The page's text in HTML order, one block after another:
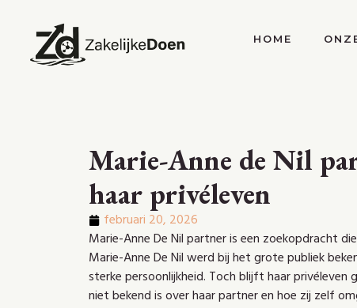
HOME
Marie-Anne de Nil
haar privéleven
februari 20, 2026
Marie-Anne De Nil partner is een zoekopdracht
Marie-Anne De Nil werd bij het grote publiek
sterke persoonlijkheid. Toch blijft haar
niet bekend is over haar partner en hoe zij zelf